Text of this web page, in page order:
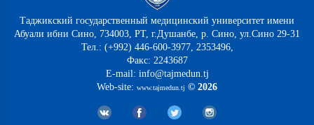
Таджикский государственный медицинский университет имени
Абуали ибни Сино, 734003, РТ, г.Душанбе, р. Сино, ул.Сино 29-31
Тел.: (+992) 446-600-3977, 2353496,
Факс: 2243687
E-mail: info@tajmedun.tj
Web-site: www.tajmedun.tj © 2026